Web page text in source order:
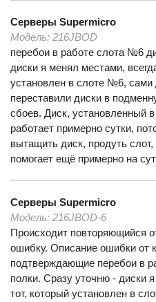
Серверы Supermicro
Модель: 216JBOD
перебои в работе слота №6
диски я менял местами,
установлен в слоте №6,
переставили диски в
сбоев. Диск, установленный
работает примерно сутки,
вытащить диск, продуть
помогает ещё примерно на
Серверы Supermicro
Модель: 216JBOD-6
Происходит повторяющийся
ошибку. Описание ошибки от
подтверждающие перебои в
полки. Сразу уточню - диски
тот, который установлен в